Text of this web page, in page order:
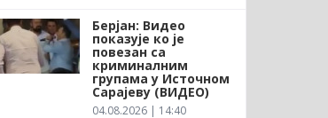
Берјан: Видео
показује ко је
повезан са
криминалним
групама у Источном
Сарајеву (ВИДЕО)
04.08.2026 | 14:40